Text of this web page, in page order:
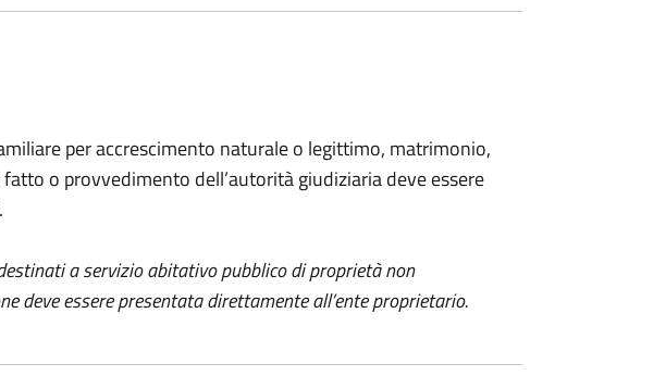
per accrescimento naturale o legittimo, matrimonio,
o provvedimento dell’autorità giudiziaria deve essere
a servizio abitativo pubblico di proprietà non
deve essere presentata direttamente all’ente proprietario.